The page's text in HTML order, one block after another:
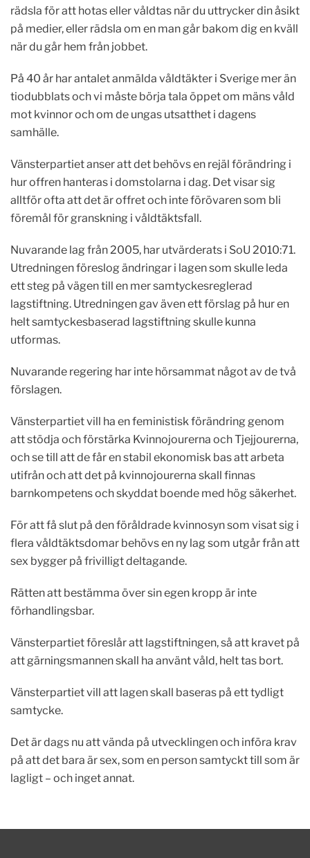
rädsla för att hotas eller våldtas när du uttrycker din åsikt
på medier, eller rädsla om en man går bakom dig en kväll
när du går hem från jobbet.
På 40 år har antalet anmälda våldtäkter i Sverige mer än
tiodubblats och vi måste börja tala öppet om mäns våld
mot kvinnor och om de ungas utsatthet i dagens
samhälle.
Vänsterpartiet anser att det behövs en rejäl förändring i
hur offren hanteras i domstolarna i dag. Det visar sig
alltför ofta att det är offret och inte förövaren som bli
föremål för granskning i våldtäktsfall.
Nuvarande lag från 2005, har utvärderats i SoU 2010:71.
Utredningen föreslog ändringar i lagen som skulle leda
ett steg på vägen till en mer samtyckesreglerad
lagstiftning. Utredningen gav även ett förslag på hur en
helt samtyckesbaserad lagstiftning skulle kunna
utformas.
Nuvarande regering har inte hörsammat något av de två
förslagen.
Vänsterpartiet vill ha en feministisk förändring genom
att stödja och förstärka Kvinnojourerna och Tjejjourerna,
och se till att de får en stabil ekonomisk bas att arbeta
utifrån och att det på kvinnojourerna skall finnas
barnkompetens och skyddat boende med hög säkerhet.
För att få slut på den föråldrade kvinnosyn som visat sig i
flera våldtäktsdomar behövs en ny lag som utgår från att
sex bygger på frivilligt deltagande.
Rätten att bestämma över sin egen kropp är inte
förhandlingsbar.
Vänsterpartiet föreslår att lagstiftningen, så att kravet på
att gärningsmannen skall ha använt våld, helt tas bort.
Vänsterpartiet vill att lagen skall baseras på ett tydligt
samtycke.
Det är dags nu att vända på utvecklingen och införa krav
på att det bara är sex, som en person samtyckt till som är
lagligt – och inget annat.